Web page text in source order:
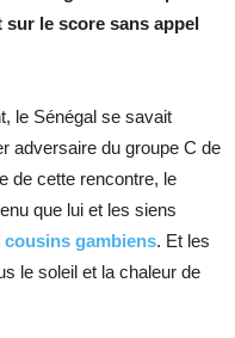
sur le score sans appel
le Sénégal se savait
adversaire du groupe C de
de cette rencontre, le
que lui et les siens
cousins gambiens. Et les
le soleil et la chaleur de